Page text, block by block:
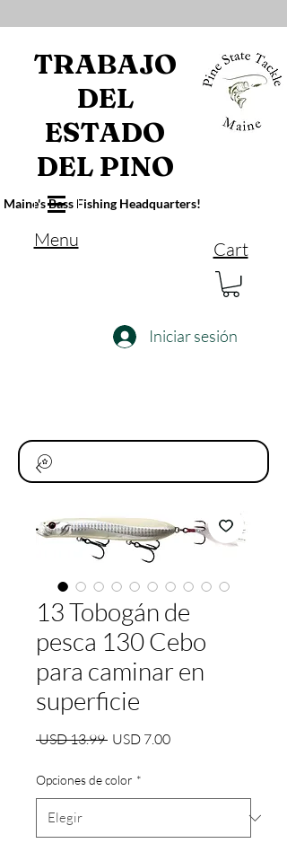
TRABAJO
DEL
ESTADO
DEL PINO
Maine's Bass Fishing Headquarters!
Menu Cart
Iniciar sesión
13 Tobogán de
pesca 130 Cebo
para caminar en
superficie
USD 13.99 Precio
USD 7.00Precio
Opciones de color *